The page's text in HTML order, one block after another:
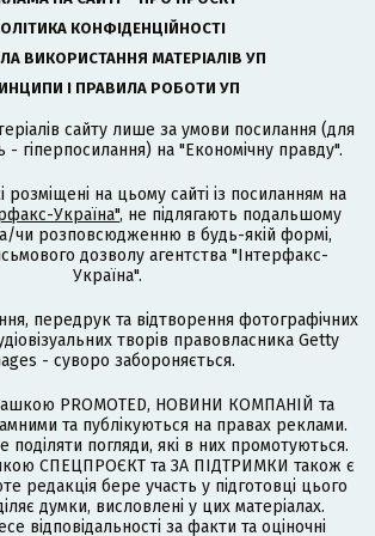
КОНФІДЕНЦІЙНОСТІ
ВИКОРИСТАННЯ МАТЕРІАЛІВ УП
І ПРАВИЛА РОБОТИ УП
сайту лише за умови посилання (для
- гіперпосилання) на "Економічну правду".
розміщені на цьому сайті із посиланням на
Україна", не підлягають подальшому
чи розповсюдженню в будь-якій формі,
дозволу агентства "Інтерфакс-
Україна".
передрук та відтворення фотографічних
творів правовласника Getty
- суворо забороняється.
PROMOTED, НОВИНИ КОМПАНІЙ та
та публікуються на правах реклами.
поділяти погляди, які в них промотуються.
СПЕЦПРОЄКТ та ЗА ПІДТРИМКИ також є
редакція бере участь у підготовці цього
думки, висловлені у цих матеріалах.
відповідальності за факти та оціночні